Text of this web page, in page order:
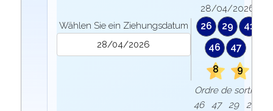
Wählen Sie ein Ziehungsdatum
28/04/2026
26 29
41
46
47
8
9
Ordre de sortie :
46 47 29 26